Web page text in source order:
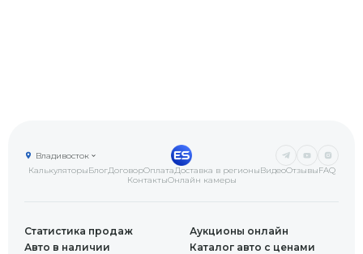
КалькуляторыБлогДоговорОплатаДоставка в регионыВидеоОтзывыFAQ
КонтактыОнлайн камеры
Владивосток
Статистика продаж
Аукционы онлайн
Авто в наличии
Каталог авто с ценами